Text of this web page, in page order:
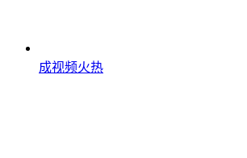
成视频火热